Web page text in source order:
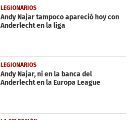
LEGIONARIOS
Andy Najar tampoco apareció hoy con
Anderlecht en la liga
LEGIONARIOS
Andy Najar, ni en la banca del
Anderlecht en la Europa League